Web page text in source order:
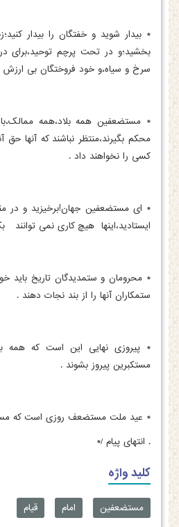
* بیدار شوید و خفتگان را بیدار
بخشید؛و در تحت پرچم توحید،برای
سرخ و سیاه،و خود فروختگان بی ارزش
* مستضعفین همه بلاد،همه
محکم بگیرند،منتظر نباشند که آنها
کسی را نخواهند داد .
* ای مستضعفین جهان!برخیزید و در
ایستادید،اینها هیچ کاری نمی توانند
* محرومان و ستمدیدگان تاریخ باید
ستمکاران آنها را از بند نجات دهند .
* پیروزی نهایی این است که همه
مستکبرین پیروز بشوند .
* عید ملت مستضعف روزی است که
. انتهای پیام /*
کلید واژه
مستضعفین امام قیام